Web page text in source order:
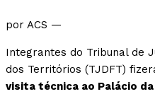
por ACS —
Integrantes do Tribunal de
dos Territórios (TJDFT)
visita técnica ao Palácio